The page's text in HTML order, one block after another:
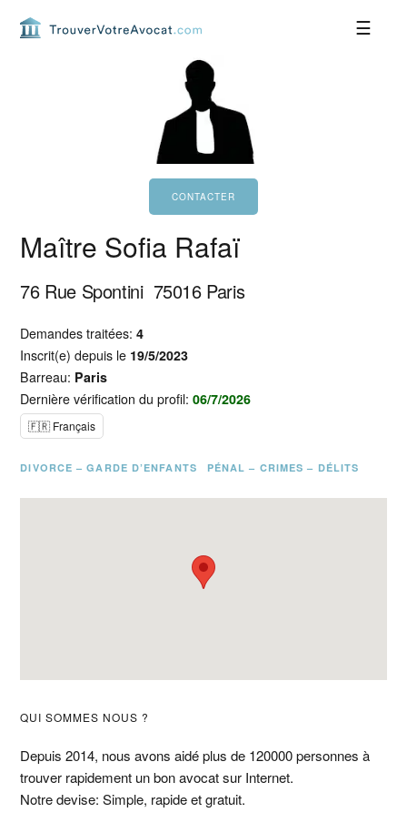
Maître Sofia Rafaï
76 Rue Spontini 75016 Paris
Demandes traitées:4
Inscrit(e) depuis le 19/5/2023
Barreau: Paris
Dernière vérification du profil:06/7/2026
🇫🇷 Français
DIVORCE – GARDE D’ENFANTS PÉNAL – CRIMES – DÉLITS
Barre
latérale
principale
QUI SOMMES NOUS ?
Depuis 2014, nous avons aidé plus de 120000 personnes à
trouver rapidement un bon avocat sur Internet.
Notre devise: Simple, rapide et gratuit.